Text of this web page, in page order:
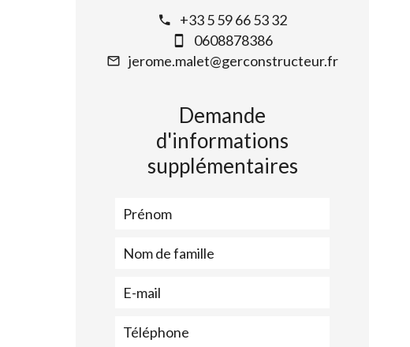
+33 5 59 66 53 32
0608878386
jerome.malet@gerconstructeur.fr
Demande
d'informations
supplémentaires